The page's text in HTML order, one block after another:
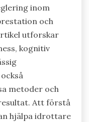
inom
och
utforskar
kognitiv
metoder och
Att förstå
hjälpa idrottare